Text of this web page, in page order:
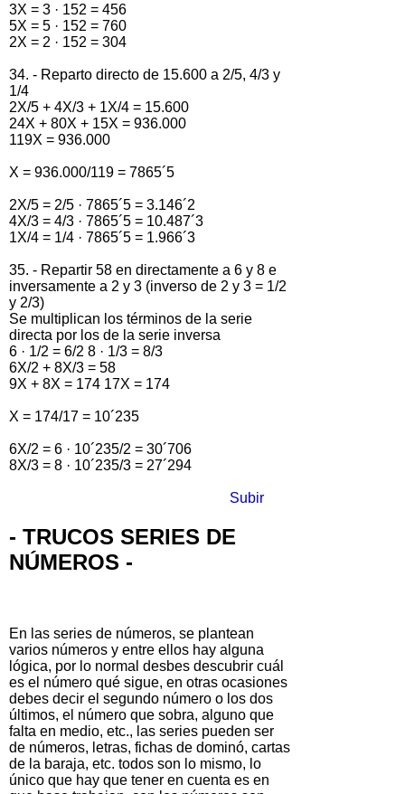
3X = 3 · 152 = 456
5X = 5 · 152 = 760
2X = 2 · 152 = 304
34. - Reparto directo de 15.600 a 2/5, 4/3 y
1/4
2X/5 + 4X/3 + 1X/4 = 15.600
24X + 80X + 15X = 936.000
119X = 936.000
X = 936.000/119 = 7865´5
2X/5 = 2/5 · 7865´5 = 3.146´2
4X/3 = 4/3 · 7865´5 = 10.487´3
1X/4 = 1/4 · 7865´5 = 1.966´3
35. - Repartir 58 en directamente a 6 y 8 e
inversamente a 2 y 3 (inverso de 2 y 3 = 1/2
y 2/3)
Se multiplican los términos de la serie
directa por los de la serie inversa
6 · 1/2 = 6/2 8 · 1/3 = 8/3
6X/2 + 8X/3 = 58
9X + 8X = 174 17X = 174
X = 174/17 = 10´235
6X/2 = 6 · 10´235/2 = 30´706
8X/3 = 8 · 10´235/3 = 27´294
Subir
- TRUCOS SERIES DE
NÚMEROS -
En las series de números, se plantean
varios números y entre ellos hay alguna
lógica, por lo normal desbes descubrir cuál
es el número qué sigue, en otras ocasiones
debes decir el segundo número o los dos
últimos, el número que sobra, alguno que
falta en medio, etc., las series pueden ser
de números, letras, fichas de dominó, cartas
de la baraja, etc. todos son lo mismo, lo
único que hay que tener en cuenta es en